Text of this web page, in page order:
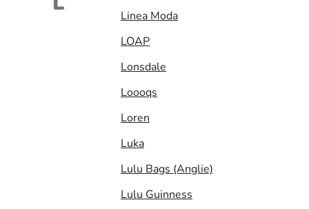
Linea Moda
LOAP
Lonsdale
Loooqs
Loren
Luka
Lulu Bags (Anglie)
Lulu Guinness